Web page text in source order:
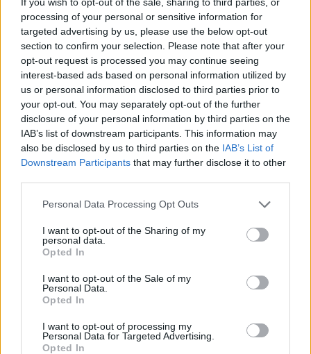
processing of your personal or sensitive information for
targeted advertising by us, please use the below opt-out
section to confirm your selection. Please note that after your
opt-out request is processed you may continue seeing
interest-based ads based on personal information utilized by
us or personal information disclosed to third parties prior to
your opt-out. You may separately opt-out of the further
disclosure of your personal information by third parties on the
IAB’s list of downstream participants. This information may
also be disclosed by us to third parties on the IAB’s List of
Downstream Participants that may further disclose it to other
Personal Data Processing Opt Outs
I want to opt-out of the Sharing of my
personal data.
Opted In
I want to opt-out of the Sale of my
Personal Data.
Opted In
I want to opt-out of processing my
Personal Data for Targeted Advertising.
Opted In
16 Luglio 2020 alle ore 20:41
·Ti stimo·Rispondi
lallo101:a me le donne hanno sempre detto che le
dimensioni nn contano e bastano pochi cm usati
bene per farle raggiungere il piacere. Sono delle
mentitrici seriali? 😱🤔
16 Luglio 2020 alle ore 20:43
·Ti stimo·Rispondi
Maxmari:pensa di essere una principessa e poi
arriva lui........
16 Luglio 2020 alle ore 20:47